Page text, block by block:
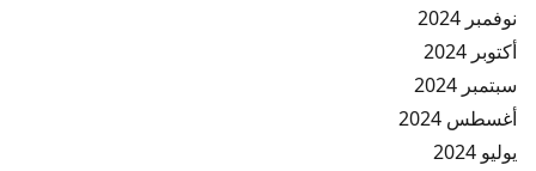
نوفمبر 2024
أكتوبر 2024
سبتمبر 2024
أغسطس 2024
يوليو 2024